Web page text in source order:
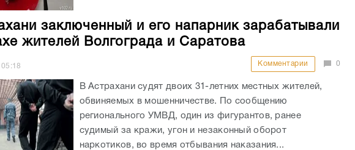
заключенный и его напарник зарабатывали
жителей Волгограда и Саратова
05:18 Комментарии 0
В Астрахани судят двоих 31-летних местных жителей,
обвиняемых в мошенничестве. По сообщению
регионального УМВД, один из фигурантов, ранее
судимый за кражи, угон и незаконный оборот
наркотиков, во время отбывания наказания...